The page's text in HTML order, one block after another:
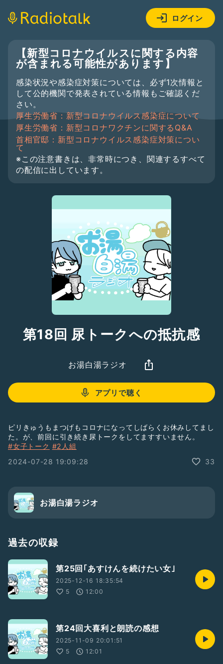
ログイン
【新型コロナウイルスに関する内容
が含まれる可能性があります】
感染状況や感染症対策については、必ず1次情報と
して公的機関で発表されている情報もご確認くだ
さい。
厚生労働省：新型コロナウイルス感染症について
厚生労働省：新型コロナワクチンに関するQ&A
首相官邸：新型コロナウイルス感染症対策につい
て
※この注意書きは、非常時につき、関連するすべて
の配信に出しています。
第18回 尿トークへの抵抗感
お湯白湯ラジオ
アプリで聴く
ピリきゅうもまつげもコロナになってしばらくお休みしてまし
た。が、前回に引き続き尿トークをしてますすいません。
#女子トーク #2人組
2024-07-28 19:09:28
33
お湯白湯ラジオ
過去の収録
第25回｢あすけんを続けたい女｣
2025-12-16 18:35:54
5
12:00
第24回大喜利と朗読の感想
2025-11-09 20:01:51
5
12:01